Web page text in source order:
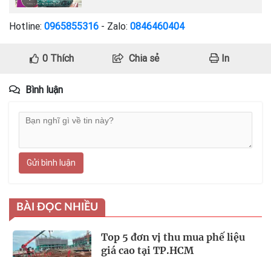
Hotline: 0965855316 - Zalo: 0846460404
0Thích Chia sẻ In
Bình luận
Gửi bình luận
BÀI ĐỌC NHIỀU
Top 5 đơn vị thu mua phế liệu
giá cao tại TP.HCM